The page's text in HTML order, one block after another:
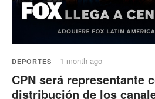
DEPORTES 1 month ago
CPN será representante
distribución de los